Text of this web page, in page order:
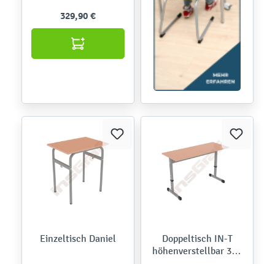
329,90 €
Einzeltisch Daniel
Doppeltisch IN-T
höhenverstellbar 3-7,